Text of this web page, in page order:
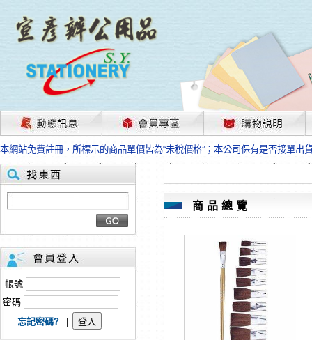
茲因國際情勢變化石油及塑化原物料波動漲幅甚大，部份上游供應商已採取
本網站免費註冊，所標示的商品單價皆為“未稅價格”；本公司保有是否接單出
HP、EPSON、CANON原廠耗材價格浮動，下單前請先跟客服人員確認最新
本網站免費註冊，所標示的商品單價皆為“未稅價格”；本公司保有是否接單出
匯款客戶請注意！因商品繁複來不及發現短缺，遂待客服人員跟您確認訂單
本網站免費註冊，所標示的商品單價皆為“未稅價格”；本公司保有是否接單出
茲因國際情勢變化石油及塑化原物料波動漲幅甚大，部份上游供應商已採取
本網站免費註冊，所標示的商品單價皆為“未稅價格”；本公司保有是否接單出
HP、EPSON、CANON原廠耗材價格浮動，下單前請先跟客服人員確認最新
本網站免費註冊，所標示的商品單價皆為“未稅價格”；本公司保有是否接單出
匯款客戶請注意！因商品繁複來不及發現短缺，遂待客服人員跟您確認訂單
本網站免費註冊，所標示的商品單價皆為“未稅價格”；本公司保有是否接單出
帳號
密碼
忘記密碼?
商品總覽